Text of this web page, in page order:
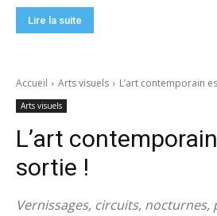
Lire la suite